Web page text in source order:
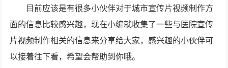
目前应该是有很多小伙伴对于城市宣传片视频制作方
面的信息比较感兴趣，现在小编就收集了一些与医院宣传
片视频制作相关的信息来分享给大家，感兴趣的小伙伴可
以接着往下看，希望会帮助到你哦。